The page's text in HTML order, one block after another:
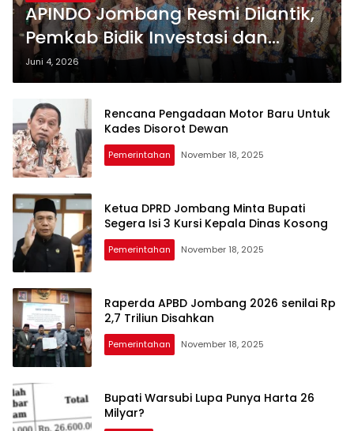
APINDO Jombang Resmi Dilantik,
Pemkab Bidik Investasi dan
Perluasan Lapangan Kerja
Juni 4, 2026
Rencana Pengadaan Motor Baru Untuk
Kades Disorot Dewan
Pemerintahan November 18, 2025
Ketua DPRD Jombang Minta Bupati
Segera Isi 3 Kursi Kepala Dinas Kosong
Pemerintahan November 18, 2025
Raperda APBD Jombang 2026 senilai Rp
2,7 Triliun Disahkan
Pemerintahan November 18, 2025
Bupati Warsubi Lupa Punya Harta 26
Milyar?